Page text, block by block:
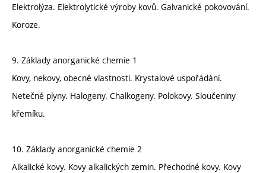
Elektrolýza. Elektrolytické výroby kovů. Galvanické pokovování.
Koroze.
9. Základy anorganické chemie 1
Kovy, nekovy, obecné vlastnosti. Krystalové uspořádání.
Netečné plyny. Halogeny. Chalkogeny. Polokovy. Sloučeniny
křemíku.
10. Základy anorganické chemie 2
Alkalické kovy. Kovy alkalických zemin. Přechodné kovy. Kovy